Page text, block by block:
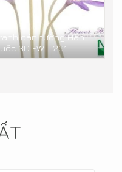
dán tường Hàn
3D FW - 201